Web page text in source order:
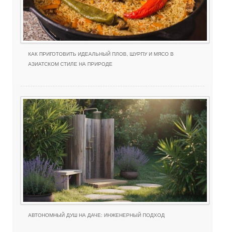
КАК ПРИГОТОВИТЬ ИДЕАЛЬНЫЙ ПЛОВ, ШУРПУ И МЯСО В
АЗИАТСКОМ СТИЛЕ НА ПРИРОДЕ
АВТОНОМНЫЙ ДУШ НА ДАЧЕ: ИНЖЕНЕРНЫЙ ПОДХОД